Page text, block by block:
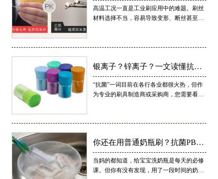
PEEK阻燃刷丝给出答案
高温工况一直是工业刷应用中的难题。刷丝
材料选择不当，容易导致变形、断丝甚至设
银离子？锌离子？一文读懂抗菌
尼龙刷丝的核心科技与选择标准
“抗菌”一词目前在各行各业都很火热，但作
为专业的刷具制造商或采购商，您需要看得
面，帮您拆解抗菌尼龙刷丝的核心科技。
你还在用普通奶瓶刷？抗菌PBT
刷丝，才是母婴安全真正的“隐形
当妈的都知道，给宝宝洗奶瓶是每天的必修
课。但你有没有发现，用了一段时间的奶瓶